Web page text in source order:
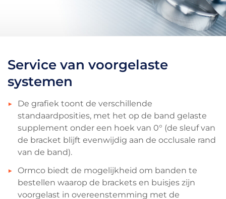
Service van voorgelaste
systemen
De grafiek toont de verschillende
standaardposities, met het op de band gelaste
supplement onder een hoek van 0° (de sleuf van
de bracket blijft evenwijdig aan de occlusale rand
van de band).
Ormco biedt de mogelijkheid om banden te
bestellen waarop de brackets en buisjes zijn
voorgelast in overeenstemming met de